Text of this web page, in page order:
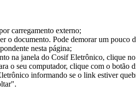
carregamento externo;
o documento. Pode demorar um
nesta página;
na janela do Cosif Eletrônico, clique
o seu computador, clique com o
informando se o link estiver